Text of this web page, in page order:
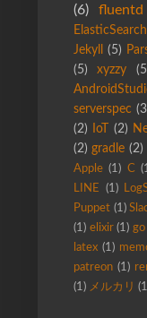
(6)
fluentd
ElasticSearch
Jekyll
(5)
(5)
xyzzy
serverspec
(2)
IoT (2)
(2) gradle (2)
Apple (1) C
LINE
(1)
Puppet (1)
(1) elixir (1) go
latex (1)
patreon (1)
(1) メルカリ